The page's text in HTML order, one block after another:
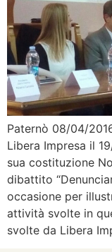
Paternò 08/04/
Libera Impresa il
sua costituzione
dibattito
occasione per
attività svolte in
svolte da Libera